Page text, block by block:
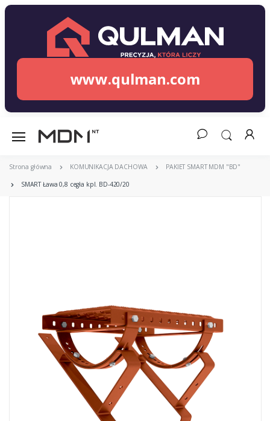
www.qulman.com
Strona główna KOMUNIKACJA DACHOWA PAKIET SMART MDM "BD"
SMART Ława 0,8 cegła kpl. BD-420/20